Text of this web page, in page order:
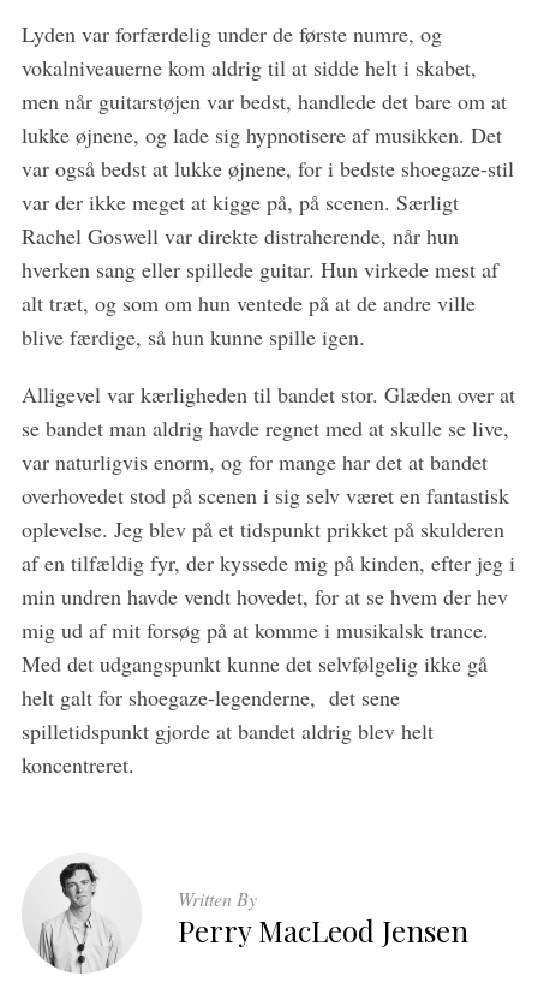
Lyden var forfærdelig under de første numre, og
vokalniveauerne kom aldrig til at sidde helt i skabet,
men når guitarstøjen var bedst, handlede det bare om at
lukke øjnene, og lade sig hypnotisere af musikken. Det
var også bedst at lukke øjnene, for i bedste shoegaze-stil
var der ikke meget at kigge på, på scenen. Særligt
Rachel Goswell var direkte distraherende, når hun
hverken sang eller spillede guitar. Hun virkede mest af
alt træt, og som om hun ventede på at de andre ville
blive færdige, så hun kunne spille igen.
Alligevel var kærligheden til bandet stor. Glæden over at
se bandet man aldrig havde regnet med at skulle se live,
var naturligvis enorm, og for mange har det at bandet
overhovedet stod på scenen i sig selv været en fantastisk
oplevelse. Jeg blev på et tidspunkt prikket på skulderen
af en tilfældig fyr, der kyssede mig på kinden, efter jeg i
min undren havde vendt hovedet, for at se hvem der hev
mig ud af mit forsøg på at komme i musikalsk trance.
Med det udgangspunkt kunne det selvfølgelig ikke gå
helt galt for shoegaze-legenderne, det sene
spilletidspunkt gjorde at bandet aldrig blev helt
koncentreret.
Written By
Perry MacLeod Jensen